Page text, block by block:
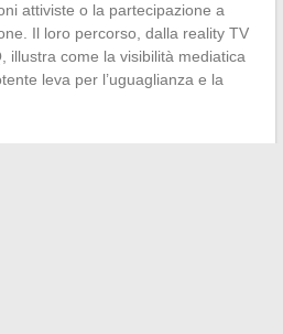
attiviste o la partecipazione a
Il loro percorso, dalla reality TV
illustra come la visibilità mediatica
leva per l’uguaglianza e la